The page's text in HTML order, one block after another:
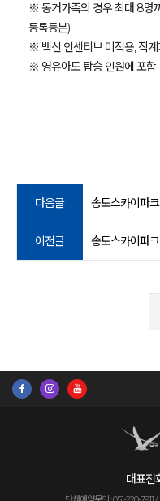
※ 동거가족의 경우 최대 8명
등록등본)
※ 백신 인센티브 미적용, 직
※ 영유아도 탑승 인원에 포함
다음글
이전글 송도스카이파
대표전